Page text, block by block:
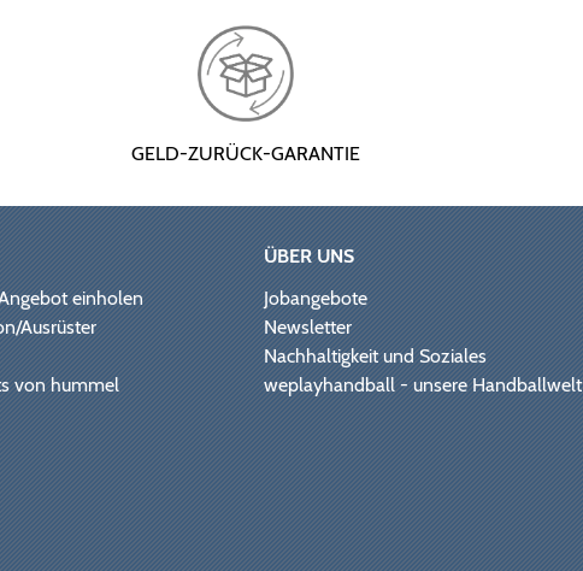
GELD-ZURÜCK-GARANTIE
einholen
Ausrüster
von hummel
ÜBER UNS
Jobangebote
Newsletter
Nachhaltigkeit und Soziales
weplayhandball - unsere Handballwelt